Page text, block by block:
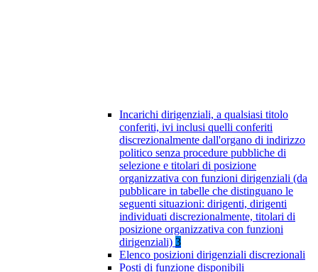
Incarichi dirigenziali, a qualsiasi titolo
conferiti, ivi inclusi quelli conferiti
discrezionalmente dall'organo di indirizzo
politico senza procedure pubbliche di
selezione e titolari di posizione
organizzativa con funzioni dirigenziali (da
pubblicare in tabelle che distinguano le
seguenti situazioni: dirigenti, dirigenti
individuati discrezionalmente, titolari di
posizione organizzativa con funzioni
dirigenziali) 3
Elenco posizioni dirigenziali discrezionali
Posti di funzione disponibili